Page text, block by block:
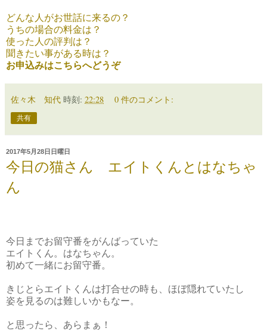
どんな人がお世話に来るの？
うちの場合の料金は？
使った人の評判は？
聞きたい事がある時は？
お申込みはこちらへどうぞ
佐々木 知代 時刻: 22:28 0 件のコメント:
共有
2017年5月28日日曜日
今日の猫さん エイトくんとはなちゃ
ん
今日までお留守番をがんばっていた
エイトくん。はなちゃん。
初めて一緒にお留守番。
きじとらエイトくんは打合せの時も、ほぼ隠れていたし
姿を見るのは難しいかもなー。
と思ったら、あらまぁ！